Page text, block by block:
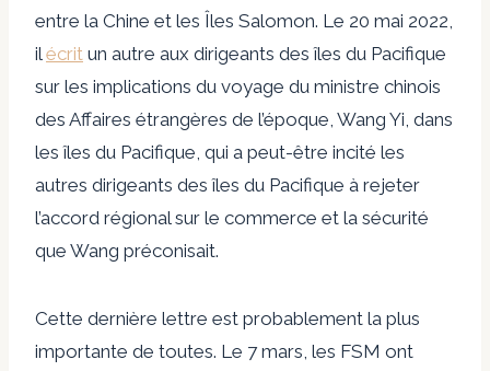
entre la Chine et les Îles Salomon. Le 20 mai 2022,
il écrit un autre aux dirigeants des îles du Pacifique
sur les implications du voyage du ministre chinois
des Affaires étrangères de l’époque, Wang Yi, dans
les îles du Pacifique, qui a peut-être incité les
autres dirigeants des îles du Pacifique à rejeter
l’accord régional sur le commerce et la sécurité
que Wang préconisait.
Cette dernière lettre est probablement la plus
importante de toutes. Le 7 mars, les FSM ont